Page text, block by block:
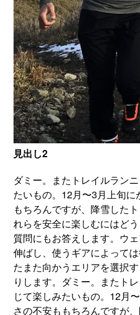
見出し2
ダミー。またトレイルラン
たいもの。12月〜3月上旬
もちろんですが、降雪した
れらを安全に楽しむにはど
質問にもお答えします。ウ
伸ばし、使うギアによって
たまた向かうエリアを選択
りします。ダミー。またト
じて楽しみたいもの。12月
さの不安ももちろんですが